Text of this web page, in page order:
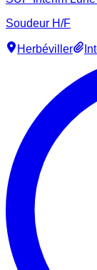
Soudeur H/F
Herbéviller